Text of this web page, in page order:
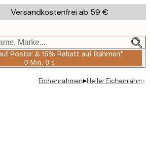
Versandkostenfrei ab 59 €
Marke...
Poster & 15% Rabatt auf Rahmen*
0 Min. 0 s
Gültig
2026-
Eichenrahmen▸Heller